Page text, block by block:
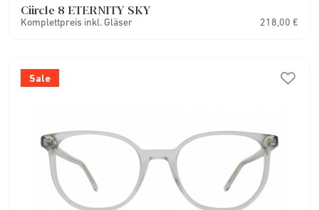
Ciircle 8 ETERNITY SKY
Komplettpreis inkl. Gläser 218,00 €
Sale